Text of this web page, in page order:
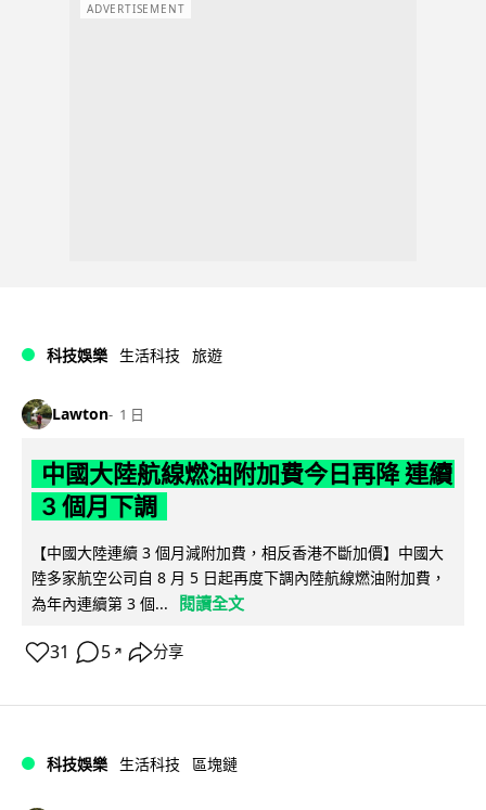
ADVERTISEMENT
科技娛樂 生活科技 旅遊
Lawton 1 日
中國大陸航線燃油附加費今日再降 連續
3 個月下調
【中國大陸連續 3 個月減附加費，相反香港不斷加價】中國大
陸多家航空公司自 8 月 5 日起再度下調內陸航線燃油附加費，
為年內連續第 3 個...
閱讀全文
31 5 ↗ 分享
科技娛樂 生活科技 區塊鏈